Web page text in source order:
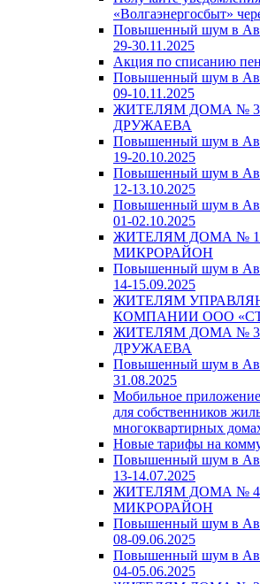
«Волгаэнергосбыт»
Повышенный шум в
29-30.11.2025
Акция по списанию
Повышенный шум в
09-10.11.2025
ЖИТЕЛЯМ ДОМА №
ДРУЖАЕВА
Повышенный шум в
19-20.10.2025
Повышенный шум в
12-13.10.2025
Повышенный шум в
01-02.10.2025
ЖИТЕЛЯМ ДОМА №
МИКРОРАЙОН
Повышенный шум в
14-15.09.2025
ЖИТЕЛЯМ
КОМПАНИИ ООО
ЖИТЕЛЯМ ДОМА №
ДРУЖАЕВА
Повышенный шум в
31.08.2025
Мобильное
для собственников
многоквартирных
Новые тарифы на
Повышенный шум в
13-14.07.2025
ЖИТЕЛЯМ ДОМА №
МИКРОРАЙОН
Повышенный шум в
08-09.06.2025
Повышенный шум в
04-05.06.2025